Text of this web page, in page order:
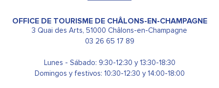
OFFICE DE TOURISME DE CHÂLONS-EN-CHAMPAGNE
3 Quai des Arts, 51000 Châlons-en-Champagne
03 26 65 17 89
Lunes - Sábado: 9:30-12:30 y 13:30-18:30
Domingos y festivos: 10:30-12:30 y 14:00-18:00